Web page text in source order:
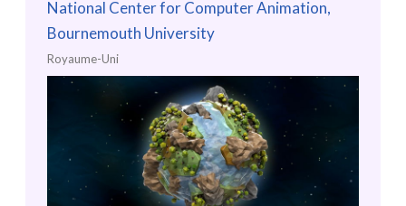
National Center for Computer Animation,
Bournemouth University
Royaume-Uni